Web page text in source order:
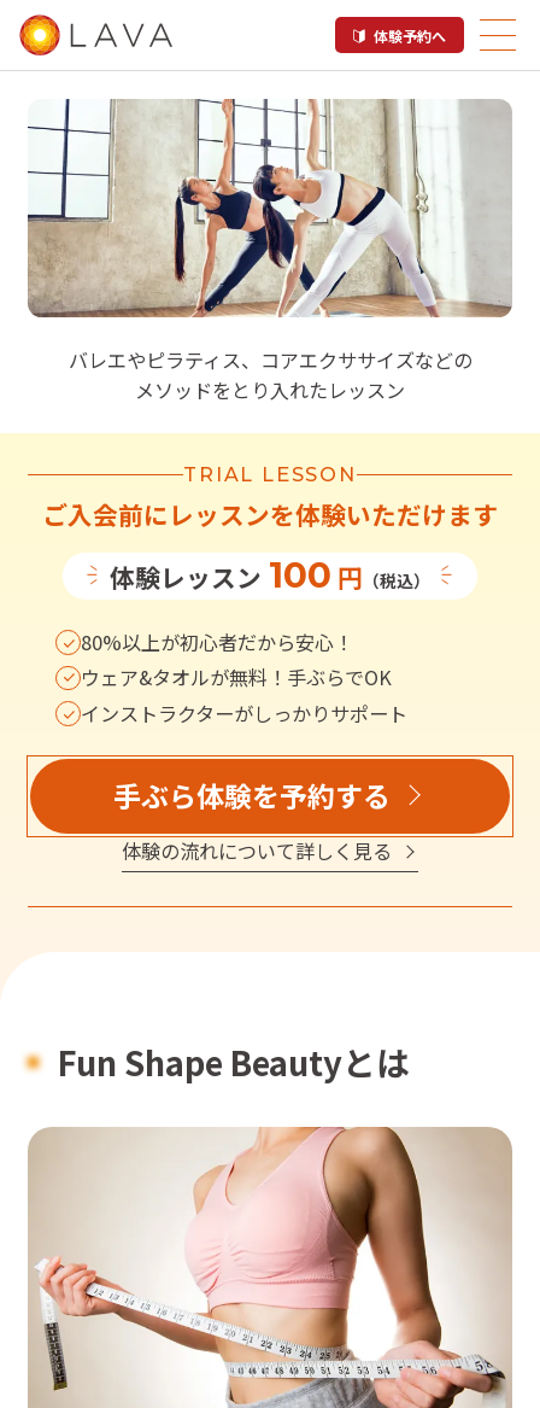
体験予約へ
Fun Shape Beauty
バレエやピラティス、コアエクササイズなどの
メソッドをとり入れたレッスン
TRIAL LESSON
ご入会前にレッスンを体験いただけます
体験レッスン 100 円 （税込）
80%以上が初心者だから安心！
ウェア&タオルが無料！手ぶらでOK
インストラクターがしっかりサポート
手ぶら体験を予約する
体験の流れについて詳しく見る
Fun Shape Beautyとは